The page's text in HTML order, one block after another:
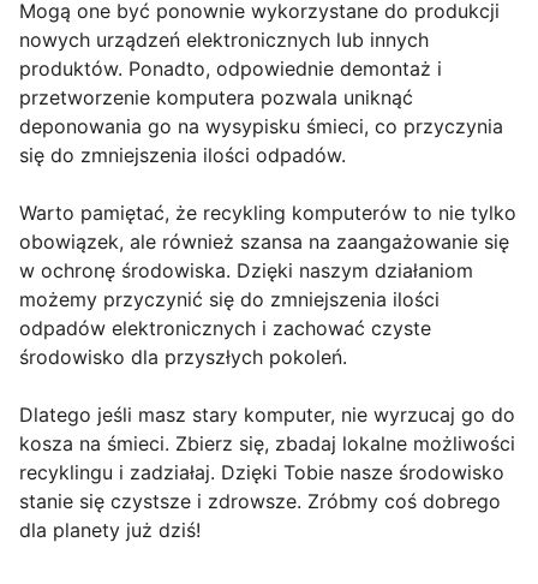
Mogą one być ponownie wykorzystane do produkcji
nowych urządzeń elektronicznych lub innych
produktów. Ponadto, odpowiednie demontaż i
przetworzenie komputera pozwala uniknąć
deponowania go na wysypisku śmieci, co przyczynia
się do zmniejszenia ilości odpadów.
Warto pamiętać, że recykling komputerów to nie tylko
obowiązek, ale również szansa na zaangażowanie się
w ochronę środowiska. Dzięki naszym działaniom
możemy przyczynić się do zmniejszenia ilości
odpadów elektronicznych i zachować czyste
środowisko dla przyszłych pokoleń.
Dlatego jeśli masz stary komputer, nie wyrzucaj go do
kosza na śmieci. Zbierz się, zbadaj lokalne możliwości
recyklingu i zadziałaj. Dzięki Tobie nasze środowisko
stanie się czystsze i zdrowsze. Zróbmy coś dobrego
dla planety już dziś!